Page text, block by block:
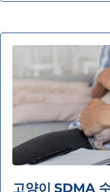
고양이 SDMA